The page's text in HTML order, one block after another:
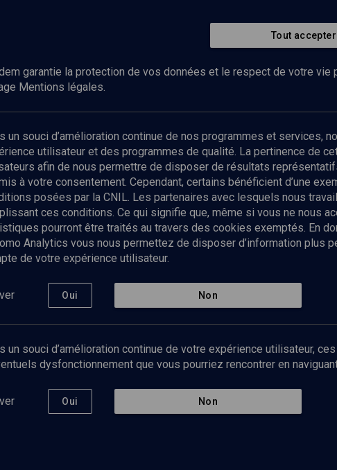
Abonnez-vous à notre
Nos Chaines
Culture
Limoud
Université
Podcast
Contact
Tout accepter
garantie la protection de vos données et le respect de votre vie
Mentions légales.
un souci d’amélioration continue de nos programmes et services,
utilisateur et des programmes de qualité. La pertinence de
afin de nous permettre de disposer de résultats
à votre consentement. Cependant, certains bénéficient d’une
posées par la CNIL. Les partenaires avec lesquels nous
ces conditions. Ce qui signifie que, même si vous ne nous
pourront être traités au travers des cookies exemptés. En
Analytics vous nous permettez de disposer d’information plus
de votre expérience utilisateur.
Oui Non
un souci d’amélioration continue de votre expérience utilisateur,
dysfonctionnement que vous pourriez rencontrer en
Oui Non